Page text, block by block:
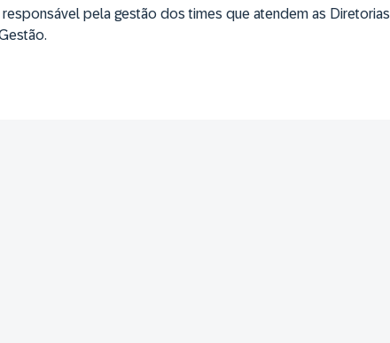
pela gestão dos times que atendem as Diretorias